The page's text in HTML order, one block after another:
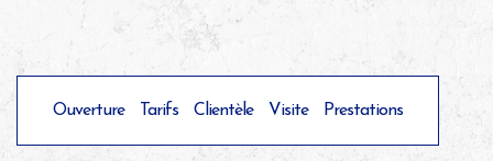
Ouverture Tarifs Clientèle Visite Prestations